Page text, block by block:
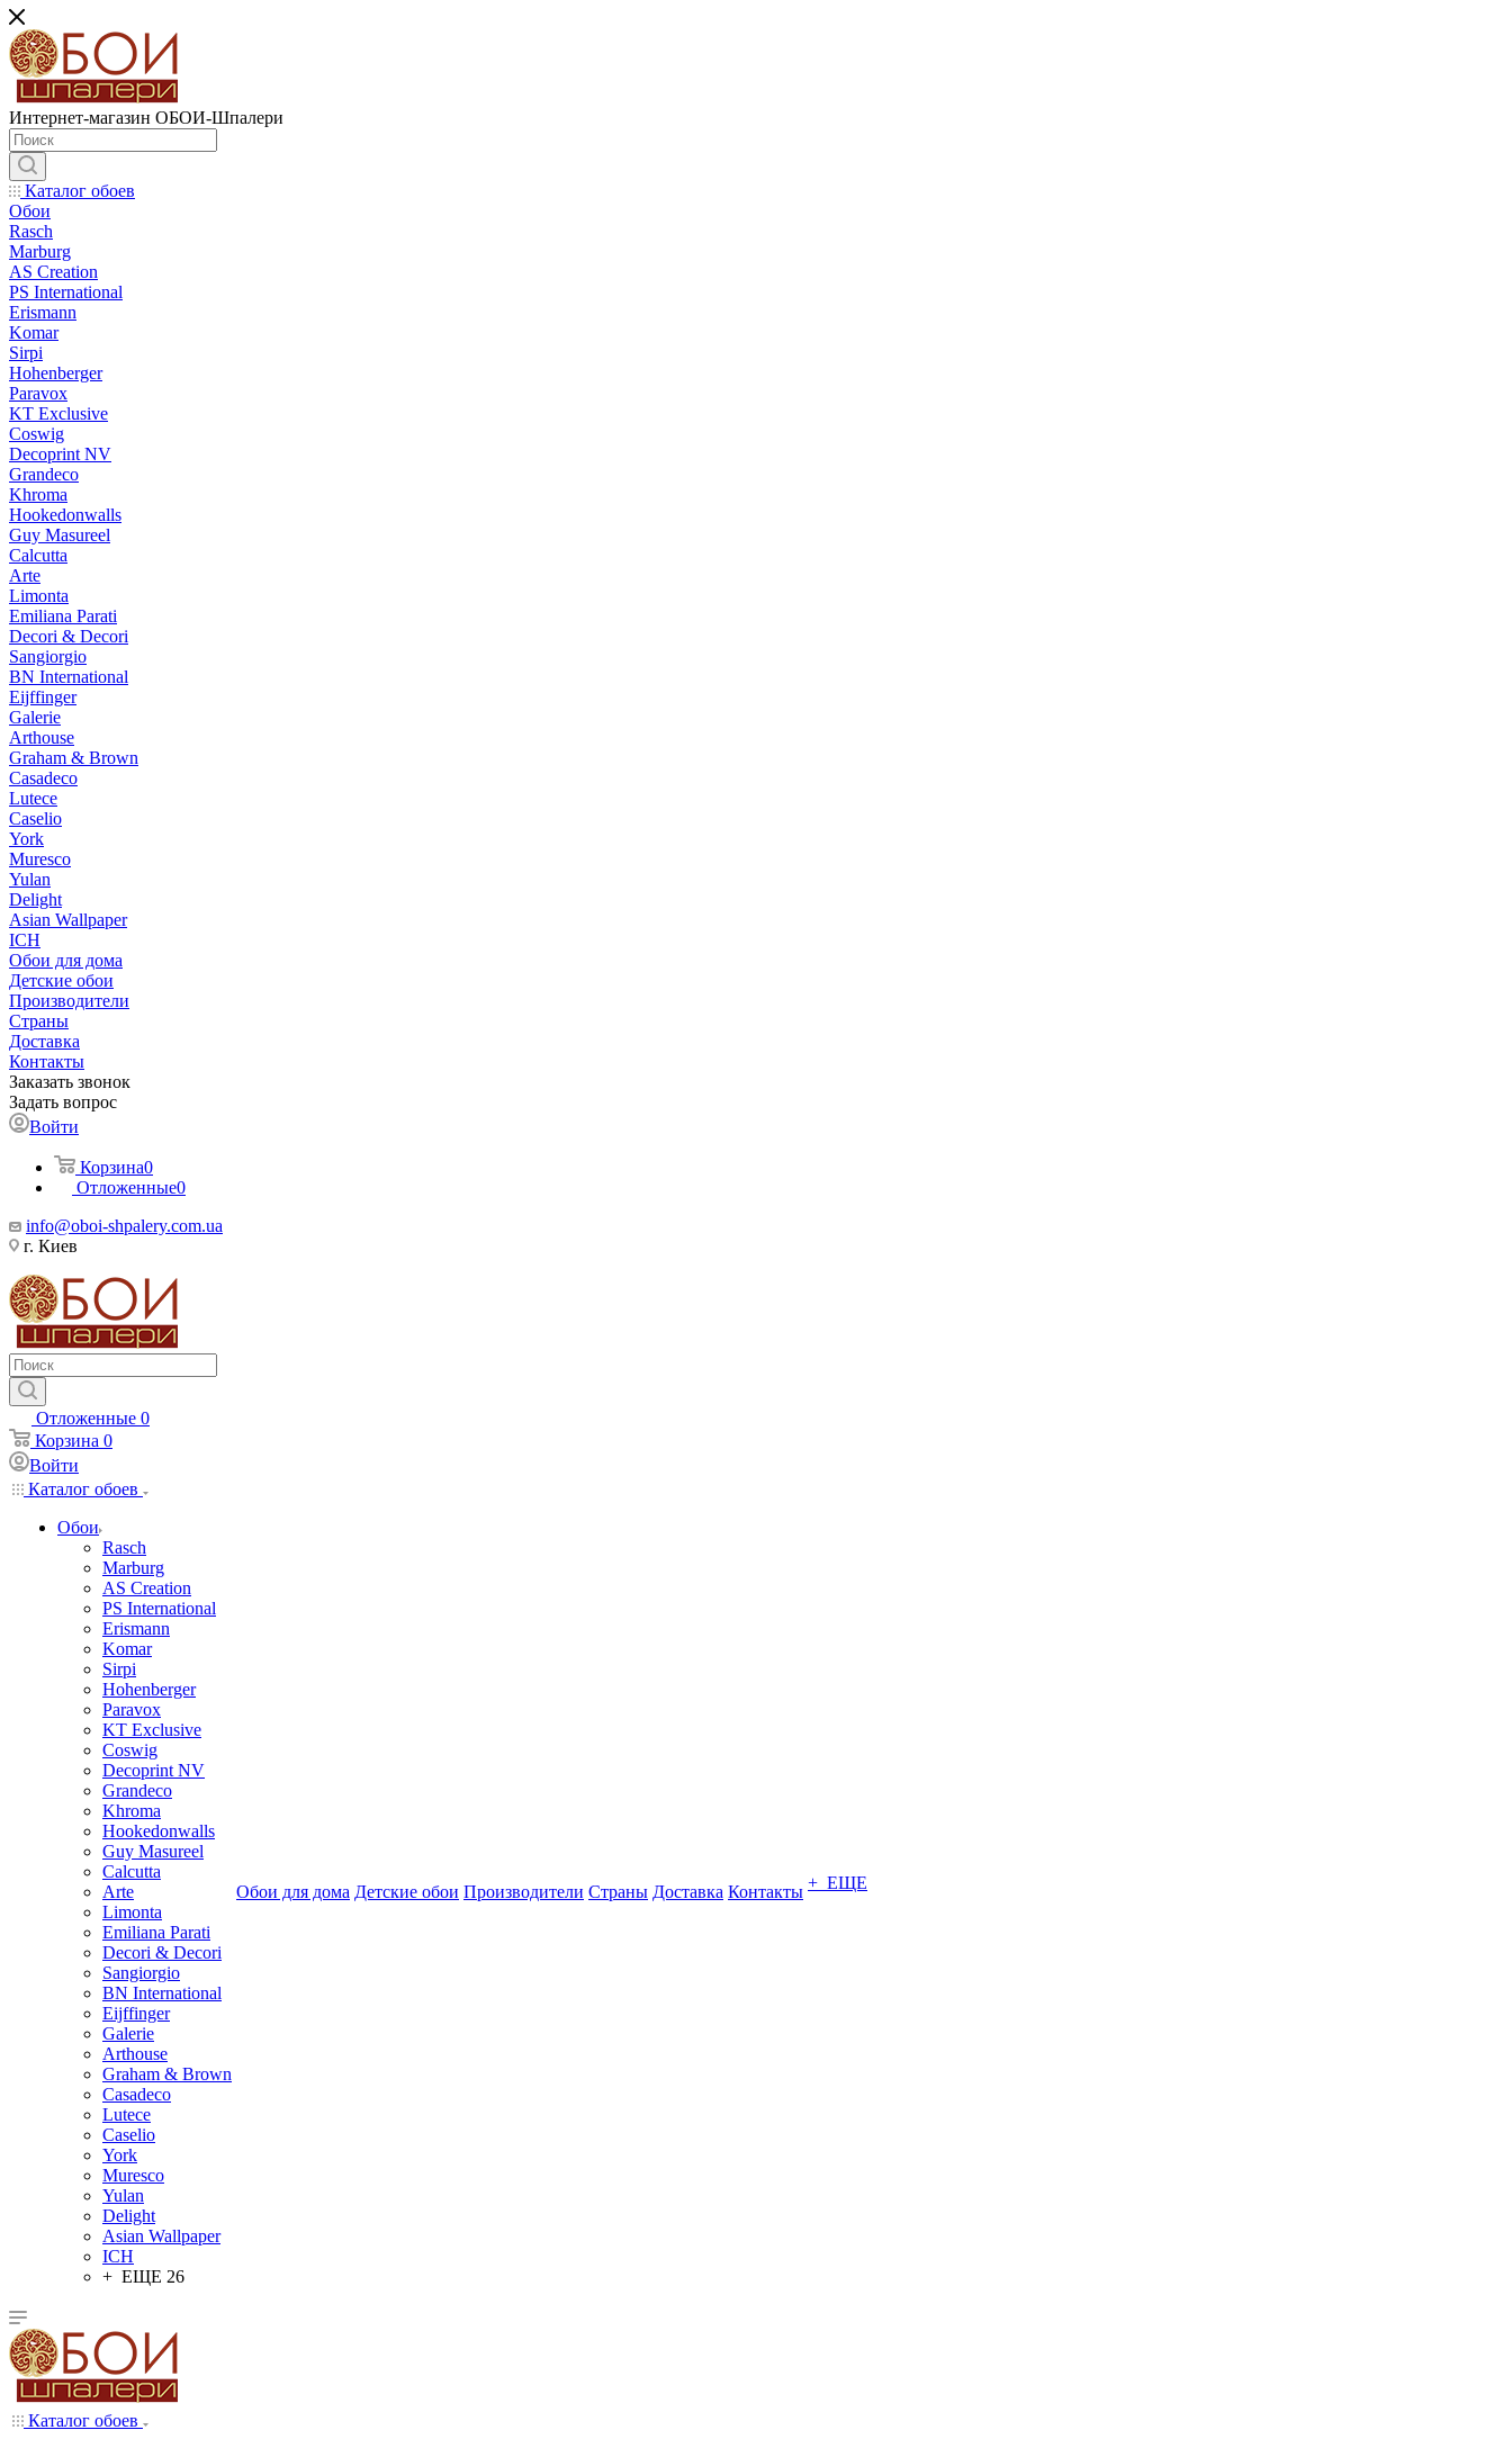
Интернет-магазин ОБОИ-Шпалери
Каталог обоев
Обои
Rasch
Marburg
AS Creation
PS International
Erismann
Komar
Sirpi
Hohenberger
Paravox
KT Exclusive
Coswig
Decoprint NV
Grandeco
Khroma
Hookedonwalls
Guy Masureel
Calcutta
Arte
Limonta
Emiliana Parati
Decori & Decori
Sangiorgio
BN International
Eijffinger
Galerie
Arthouse
Graham & Brown
Casadeco
Lutece
Caselio
York
Muresco
Yulan
Delight
Asian Wallpaper
ICH
Обои для дома
Детские обои
Производители
Страны
Доставка
Контакты
Заказать звонок
Задать вопрос
Войти
Корзина0
Отложенные0
info@oboi-shpalery.com.ua
г. Киев
Отложенные 0
Корзина 0
Войти
Каталог обоев
Обои
Rasch
Marburg
AS Creation
PS International
Erismann
Komar
Sirpi
Hohenberger
Paravox
KT Exclusive
Coswig
Decoprint NV
Grandeco
Khroma
Hookedonwalls
Guy Masureel
Calcutta
Arte
Limonta
Emiliana Parati
Decori & Decori
Sangiorgio
BN International
Eijffinger
Galerie
Arthouse
Graham & Brown
Casadeco
Lutece
Caselio
York
Muresco
Yulan
Delight
Asian Wallpaper
ICH
+ ЕЩЕ 26
Обои для дома Детские обои Производители Страны Доставка Контакты + ЕЩЕ
Каталог обоев